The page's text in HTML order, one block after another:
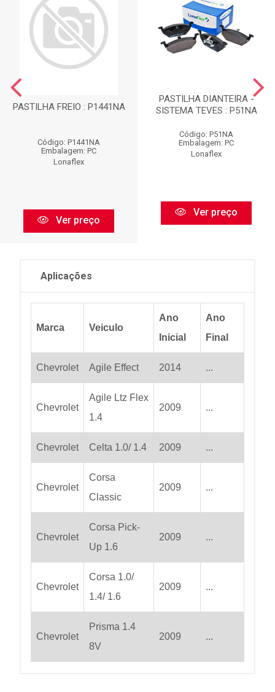
PASTILHA FREIO : P1441NA
Código: P1441NA
Embalagem: PC
Lonaflex
Ver preço
PASTILHA DIANTEIRA -
SISTEMA TEVES : P51NA
Código: P51NA
Embalagem: PC
Lonaflex
Ver preço
Aplicações
Marca Veiculo
Ano
Inicial
Ano
Final
Chevrolet Agile Effect 2014 ...
Chevrolet
Agile Ltz Flex
1.4
2009 ...
Chevrolet Celta 1.0/ 1.4 2009 ...
Chevrolet
Corsa
Classic
2009 ...
Chevrolet
Corsa Pick-
Up 1.6
2009 ...
Chevrolet
Corsa 1.0/
1.4/ 1.6
2009 ...
Chevrolet
Prisma 1.4
8V
2009 ...